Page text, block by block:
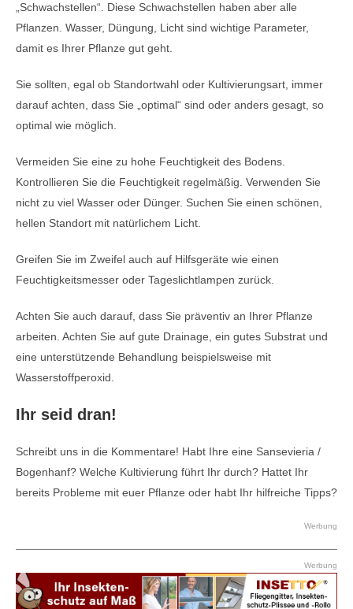
„Schwachstellen“. Diese Schwachstellen haben aber alle
Pflanzen. Wasser, Düngung, Licht sind wichtige Parameter,
damit es Ihrer Pflanze gut geht.
Sie sollten, egal ob Standortwahl oder Kultivierungsart, immer
darauf achten, dass Sie „optimal“ sind oder anders gesagt, so
optimal wie möglich.
Vermeiden Sie eine zu hohe Feuchtigkeit des Bodens.
Kontrollieren Sie die Feuchtigkeit regelmäßig. Verwenden Sie
nicht zu viel Wasser oder Dünger. Suchen Sie einen schönen,
hellen Standort mit natürlichem Licht.
Greifen Sie im Zweifel auch auf Hilfsgeräte wie einen
Feuchtigkeitsmesser oder Tageslichtlampen zurück.
Achten Sie auch darauf, dass Sie präventiv an Ihrer Pflanze
arbeiten. Achten Sie auf gute Drainage, ein gutes Substrat und
eine unterstützende Behandlung beispielsweise mit
Wasserstoffperoxid.
Ihr seid dran!
Schreibt uns in die Kommentare! Habt Ihre eine Sansevieria /
Bogenhanf? Welche Kultivierung führt Ihr durch? Hattet Ihr
bereits Probleme mit euer Pflanze oder habt Ihr hilfreiche Tipps?
Werbung
Werbung